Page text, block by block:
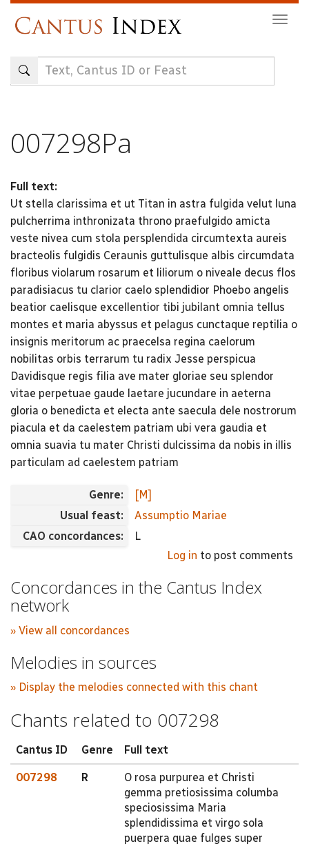
content
007298Pa
Full text:
Ut stella clarissima et ut Titan in astra fulgida velut luna
pulcherrima inthronizata throno praefulgido amicta
veste nivea cum stola persplendida circumtexta aureis
bracteolis fulgidis Ceraunis guttulisque albis circumdata
floribus violarum rosarum et liliorum o niveale decus flos
paradisiacus tu clarior caelo splendidior Phoebo angelis
beatior caelisque excellentior tibi jubilant omnia tellus
montes et maria abyssus et pelagus cunctaque reptilia o
insignis meritorum ac praecelsa regina caelorum
nobilitas orbis terrarum tu radix Jesse perspicua
Davidisque regis filia ave mater gloriae seu splendor
vitae perpetuae gaude laetare jucundare in aeterna
gloria o benedicta et electa ante saecula dele nostrorum
piacula et da caelestem patriam ubi vera gaudia et
omnia suavia tu mater Christi dulcissima da nobis in illis
particulam ad caelestem patriam
Genre:
[M]
Usual feast:
Assumptio Mariae
CAO concordances:
L
Log in to post comments
Concordances in the Cantus Index
network
» View all concordances
Melodies in sources
» Display the melodies connected with this chant
Chants related to 007298
Cantus ID Genre Full text
007298 R
O rosa purpurea et Christi
gemma pretiosissima columba
speciosissima Maria
splendidissima et virgo sola
puerpera quae fulges super